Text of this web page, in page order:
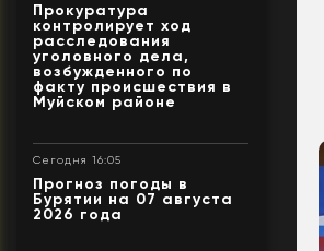
Прокуратура
контролирует ход
расследования
уголовного дела,
возбужденного по
факту происшествия в
Муйском районе
Сегодня 16:05
Прогноз погоды в
Бурятии на 07 августа
2026 года